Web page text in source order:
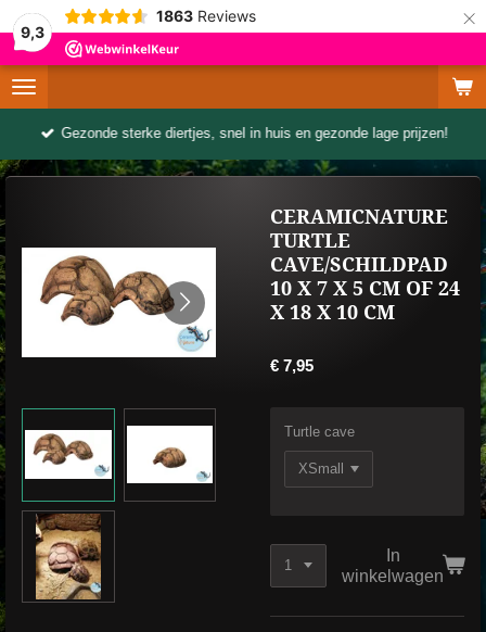
9,3
1863 Reviews ×
Gezonde sterke diertjes, snel in huis en gezonde lage prijzen!
CERAMICNATURE
TURTLE
CAVE/SCHILDPAD
10 X 7 X 5 CM OF 24
X 18 X 10 CM
€ 7,95
Turtle cave
In
winkelwagen